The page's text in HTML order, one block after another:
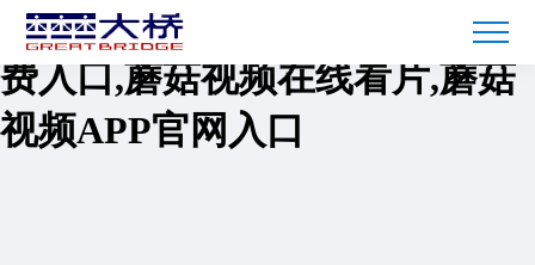
蘑菇短视频免费下载,蘑菇TV免
费入口,蘑菇视频在线看片,蘑菇
视频APP官网入口